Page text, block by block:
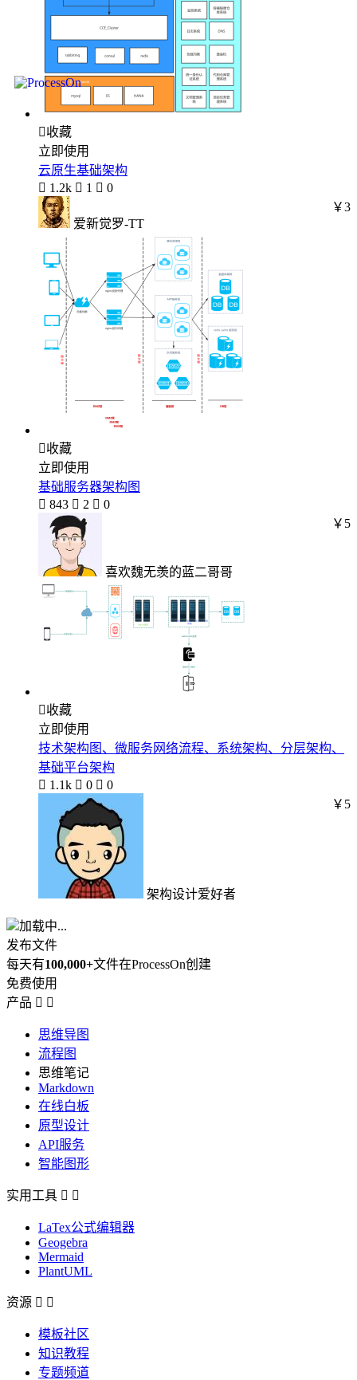
收藏
立即使用
云原生基础架构
 1.2k  1  0
爱新觉罗-TT
￥3
收藏
立即使用
基础服务器架构图
 843  2  0
喜欢魏无羡的蓝二哥哥
￥5
收藏
立即使用
技术架构图、微服务网络流程、系统架构、分层架构、
基础平台架构
 1.1k  0  0
架构设计爱好者
￥5
加载中...
发布文件
每天有100,000+文件在ProcessOn创建
免费使用
产品  
思维导图
流程图
思维笔记
Markdown
在线白板
原型设计
API服务
智能图形
实用工具  
LaTex公式编辑器
Geogebra
Mermaid
PlantUML
资源  
模板社区
知识教程
专题频道